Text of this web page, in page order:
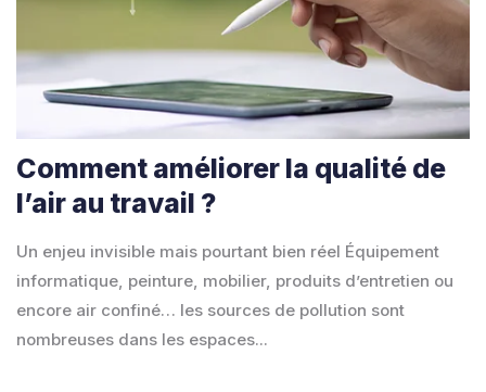
Comment améliorer la qualité de
l’air au travail ?
Un enjeu invisible mais pourtant bien réel Équipement
informatique, peinture, mobilier, produits d’entretien ou
encore air confiné… les sources de pollution sont
nombreuses dans les espaces...